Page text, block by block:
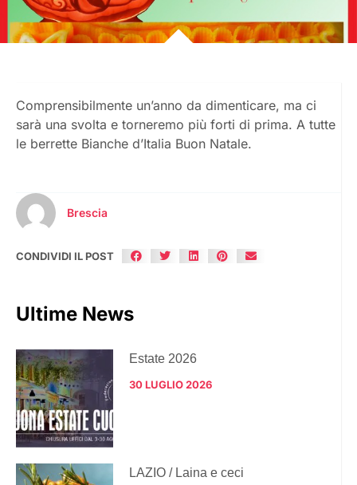
Comprensibilmente un’anno da dimenticare, ma ci
sarà una svolta e torneremo più forti di prima. A tutte
le berrette Bianche d’Italia Buon Natale.
Brescia
CONDIVIDI IL POST
Ultime News
Estate 2026
30 LUGLIO 2026
LAZIO / Laina e ceci